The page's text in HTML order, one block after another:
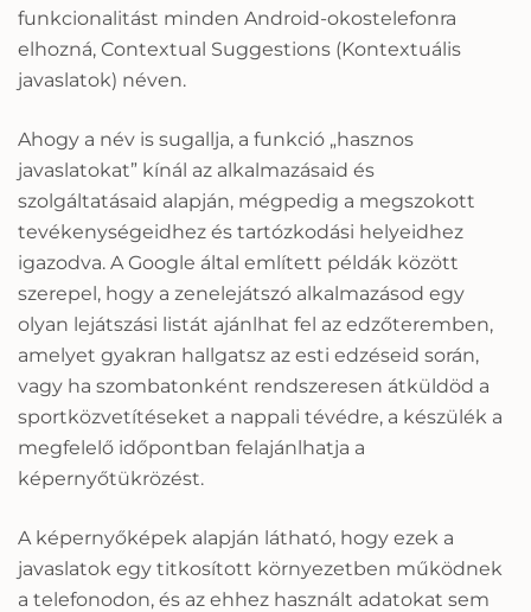
funkcionalitást minden Android-okostelefonra
elhozná, Contextual Suggestions (Kontextuális
javaslatok) néven.
Ahogy a név is sugallja, a funkció „hasznos
javaslatokat” kínál az alkalmazásaid és
szolgáltatásaid alapján, mégpedig a megszokott
tevékenységeidhez és tartózkodási helyeidhez
igazodva. A Google által említett példák között
szerepel, hogy a zenelejátszó alkalmazásod egy
olyan lejátszási listát ajánlhat fel az edzőteremben,
amelyet gyakran hallgatsz az esti edzéseid során,
vagy ha szombatonként rendszeresen átküldöd a
sportközvetítéseket a nappali tévédre, a készülék a
megfelelő időpontban felajánlhatja a
képernyőtükrözést.
A képernyőképek alapján látható, hogy ezek a
javaslatok egy titkosított környezetben működnek
a telefonodon, és az ehhez használt adatokat sem